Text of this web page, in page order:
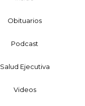
Obituarios
Podcast
Salud Ejecutiva
Videos